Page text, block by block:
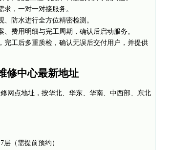
，一对一对接服务。
、防水进行全方位精密检测。
、费用明细与完工周期，确认后启动服务。
完工后多重质检，确认无误后交付用户，并提供
修中心最新地址
网点地址，按华北、华东、华南、中西部、东北
（需提前预约）